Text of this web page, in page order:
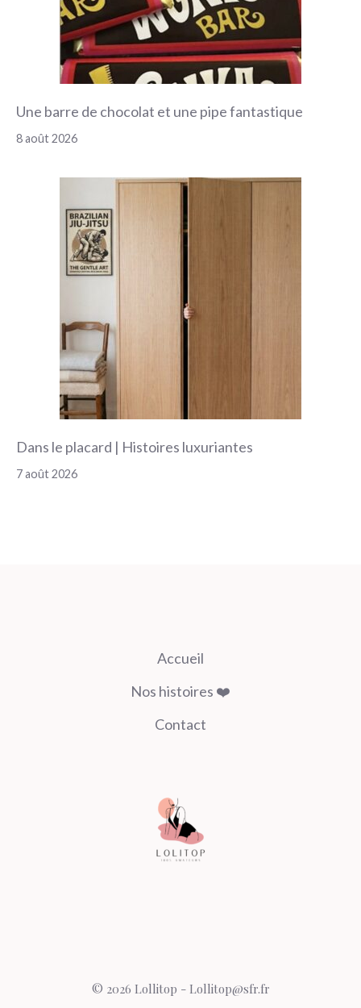
Une barre de chocolat et une pipe fantastique
8 août 2026
Dans le placard | Histoires luxuriantes
7 août 2026
Accueil
Nos histoires ❤️
Contact
© 2026 Lollitop - Lollitop@sfr.fr